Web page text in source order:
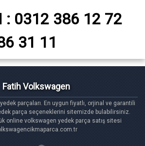
: 0312 386 12 72
31 11
Fatih Volkswagen
parçaları. En uygun fiyatlı, orjinal ve garantili
parça seçeneklerini sitemizde bulabilirsiniz.
online volkswagen yedek parça satış sitesi